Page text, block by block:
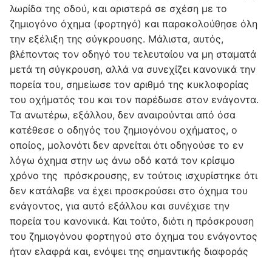
λωρίδα της οδού, και αριστερά σε σχέση με το
ζημιογόνο όχημα (φορτηγό) και παρακολούθησε όλη
την εξέλιξη της σύγκρουσης. Μάλιστα, αυτός,
βλέποντας τον οδηγό του τελευταίου να μη σταματά
μετά τη σύγκρουση, αλλά να συνεχίζει κανονικά την
πορεία του, σημείωσε τον αριθμό της κυκλοφορίας
του οχήματός του και τον παρέδωσε στον ενάγοντα.
Τα ανωτέρω, εξάλλου, δεν αναιρούνται από όσα
κατέθεσε ο οδηγός του ζημιογόνου οχήματος, ο
οποίος, μολονότι δεν αρνείται ότι οδηγούσε το εν
λόγω όχημα στην ως άνω οδό κατά τον κρίσιμο
χρόνο της πρόσκρουσης, εν τούτοις ισχυρίστηκε ότι
δεν κατάλαβε να έχει προσκρούσει στο όχημα του
ενάγοντος, για αυτό εξάλλου και συνέχισε την
πορεία του κανονικά. Και τούτο, διότι η πρόσκρουση
του ζημιογόνου φορτηγού στο όχημα του ενάγοντος
ήταν ελαφρά και, ενόψει της σημαντικής διαφοράς